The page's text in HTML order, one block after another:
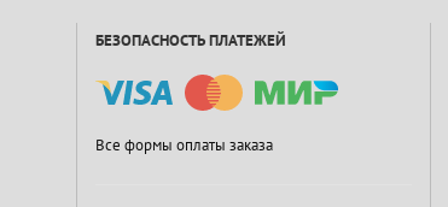
БЕЗОПАСНОСТЬ ПЛАТЕЖЕЙ
Все формы оплаты заказа